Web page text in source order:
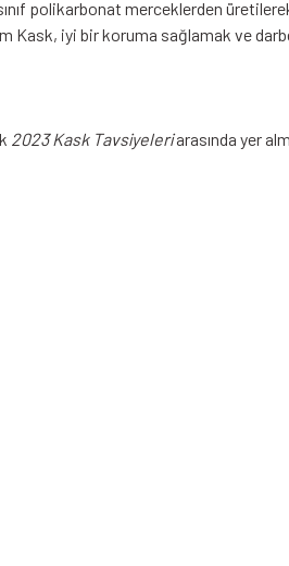
polikarbonat merceklerden
Kask, iyi bir koruma sağlamak ve
2023 Kask Tavsiyeleriarasında yer